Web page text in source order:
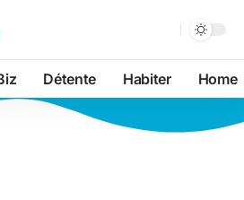
Détente Habiter Home